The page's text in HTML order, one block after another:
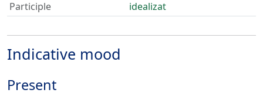
Participle
idealizat
Indicative mood
Present